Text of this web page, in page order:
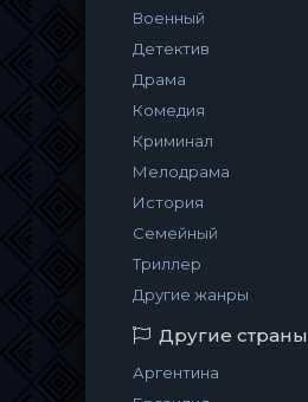
Военный
Детектив
Драма
Комедия
Криминал
Мелодрама
История
Семейный
Триллер
Другие жанры
Другие страны
Аргентина